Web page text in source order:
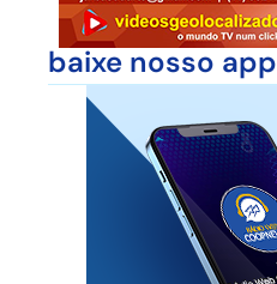
baixe nosso app